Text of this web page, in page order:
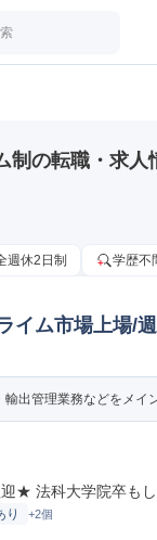
制の転職・求人
週休2日制 学歴不
イム市場上場/
出管理業務などをメイ
★ 法科大学院卒もし
り +2個